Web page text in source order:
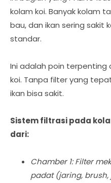
kolam koi. Banyak kolam
bau, dan ikan sering sakit
standar.
Ini adalah poin
koi. Tanpa filter yang
ikan bisa sakit.
Sistem filtrasi pada
dari:
Chamber 1: Filter
padat(jaring,